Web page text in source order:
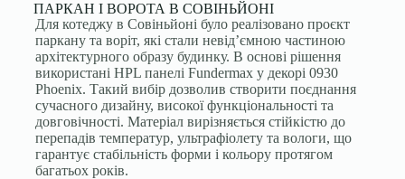
ПАРКАН І ВОРОТА В СОВІНЬЙОНІ
Для котеджу в Совіньйоні було реалізовано проєкт
паркану та воріт, які стали невід’ємною частиною
архітектурного образу будинку. В основі рішення
використані HPL панелі Fundermax у декорі 0930
Phoenix. Такий вибір дозволив створити поєднання
сучасного дизайну, високої функціональності та
довговічності. Матеріал вирізняється стійкістю до
перепадів температур, ультрафіолету та вологи, що
гарантує стабільність форми і кольору протягом
багатьох років.